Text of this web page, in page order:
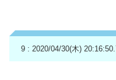
9 : 2020/04/30(木)